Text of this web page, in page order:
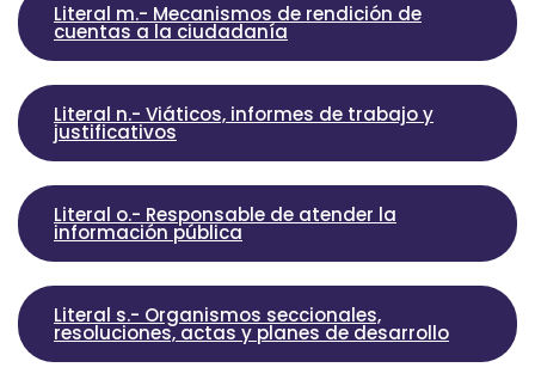
Literal m.- Mecanismos de rendición de
cuentas a la ciudadanía
Literal n.- Viáticos, informes de trabajo y
justificativos
Literal o.- Responsable de atender la
información pública
Literal s.- Organismos seccionales,
resoluciones, actas y planes de desarrollo